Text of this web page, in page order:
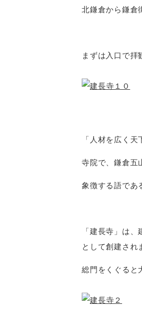
北鎌倉から鎌倉
まずは入口で拝
「人材を広く
寺院で、鎌倉五
象徴する語であ
「建長寺」は
として創建され
総門をくぐると